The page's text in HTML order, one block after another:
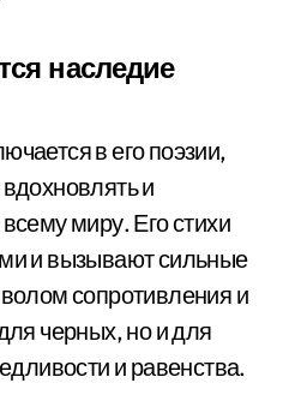
наследие
в его поэзии,
и
миру. Его стихи
и вызывают сильные
сопротивления и
черных, но и для
и равенства.